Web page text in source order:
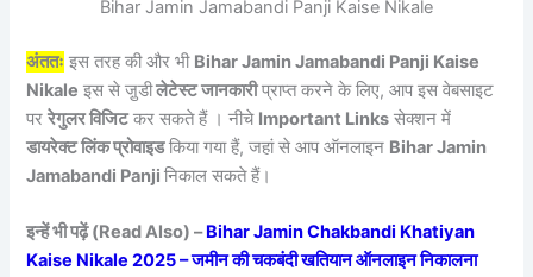
Bihar Jamin Jamabandi Panji Kaise Nikale
अंततः इस तरह की और भी Bihar Jamin Jamabandi Panji Kaise
Nikale इस से जु़डीलेटेस्ट जानकारीप्राप्त करने के लिए, आप इस वेबसाइट
पररेगुलर विजिटकर सकते हैं । नीचे Important Links सेक्शन में
डायरेक्ट लिंक प्रोवाइडकिया गया हैं, जहां से आप ऑनलाइन Bihar Jamin
Jamabandi Panjiनिकाल सकते हैं।
इन्हें भी पढ़ें (Read Also) –Bihar Jamin Chakbandi Khatiyan
Kaise Nikale 2025 – जमीन की चकबंदी खतियान ऑनलाइन निकालना